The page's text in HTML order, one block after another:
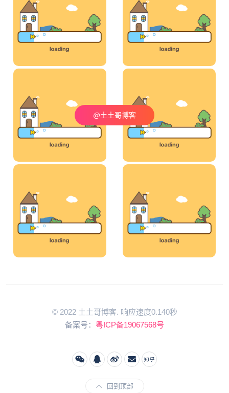
@土土哥博客
© 2022 土土哥博客. 响应速度0.140秒
备案号： 粤ICP备19067568号
回到顶部